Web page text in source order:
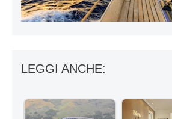
LEGGI ANCHE: